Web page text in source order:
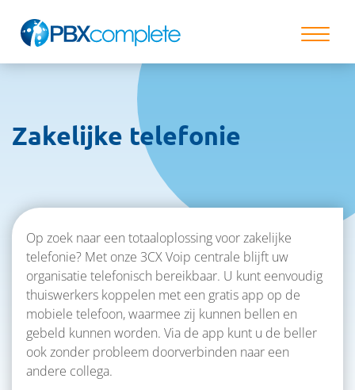
Zakelijke telefonie
Op zoek naar een totaaloplossing voor zakelijke
telefonie? Met onze 3CX Voip centrale blijft uw
organisatie telefonisch bereikbaar. U kunt eenvoudig
thuiswerkers koppelen met een gratis app op de
mobiele telefoon, waarmee zij kunnen bellen en
gebeld kunnen worden. Via de app kunt u de beller
ook zonder probleem doorverbinden naar een
andere collega.